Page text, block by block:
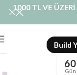
Build
60
Gün
1000 TL VE ÜZERİ